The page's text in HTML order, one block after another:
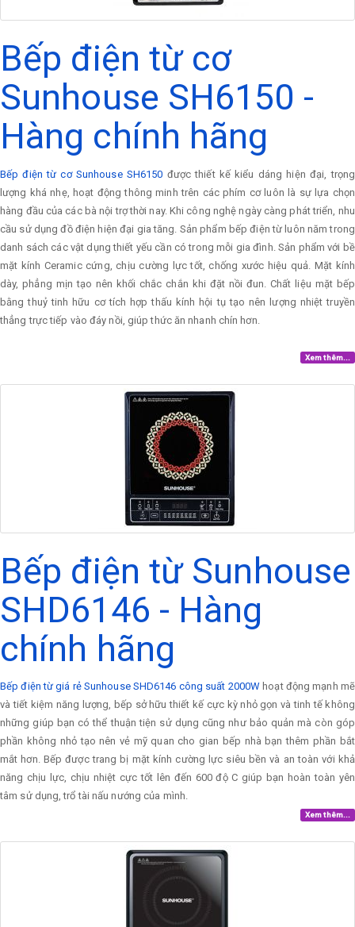
Bếp điện từ cơ
Sunhouse SH6150 -
Hàng chính hãng
Bếp điện từ cơ Sunhouse SH6150 được thiết kế kiểu dáng hiện đại, trọng
lượng khá nhẹ, hoạt động thông minh trên các phím cơ luôn là sự lựa chọn
hàng đầu của các bà nội trợ thời nay. Khi công nghệ ngày càng phát triển, nhu
cầu sử dụng đồ điện hiện đại gia tăng. Sản phẩm bếp điện từ luôn năm trong
danh sách các vật dụng thiết yếu cần có trong mỗi gia đình. Sản phẩm với bề
mặt kính Ceramic cứng, chịu cường lực tốt, chống xước hiệu quả. Mặt kính
dày, phẳng mịn tạo nên khối chắc chắn khi đặt nồi đun. Chất liệu mặt bếp
bằng thuỷ tinh hữu cơ tích hợp thấu kính hội tụ tạo nên lượng nhiệt truyền
thẳng trực tiếp vào đáy nồi, giúp thức ăn nhanh chín hơn.
Xem thêm...
Bếp điện từ Sunhouse
SHD6146 - Hàng
chính hãng
Bếp điện từ giá rẻ Sunhouse SHD6146 công suất 2000W hoạt động mạnh mẽ
và tiết kiệm năng lượng, bếp sở hữu thiết kế cực kỳ nhỏ gọn và tinh tế không
những giúp bạn có thể thuận tiện sử dụng cũng như bảo quản mà còn góp
phần không nhỏ tạo nên vẻ mỹ quan cho gian bếp nhà bạn thêm phần bắt
mắt hơn. Bếp được trang bị mặt kính cường lực siêu bền và an toàn với khả
năng chịu lực, chịu nhiệt cực tốt lên đến 600 độ C giúp bạn hoàn toàn yên
tâm sử dụng, trổ tài nấu nướng của mình.
Xem thêm...